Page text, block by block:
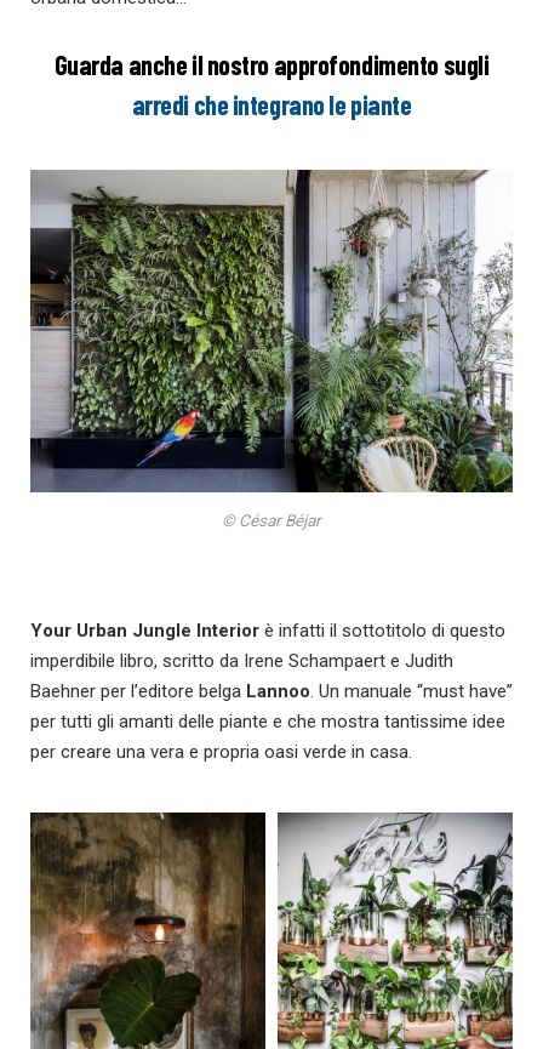
Guarda anche il nostro approfondimento sugli
arredi che integrano le piante
© César Béjar
Your Urban Jungle Interior è infatti il sottotitolo di questo
imperdibile libro, scritto da Irene Schampaert e Judith
Baehner per l’editore belga Lannoo. Un manuale “must have”
per tutti gli amanti delle piante e che mostra tantissime idee
per creare una vera e propria oasi verde in casa.